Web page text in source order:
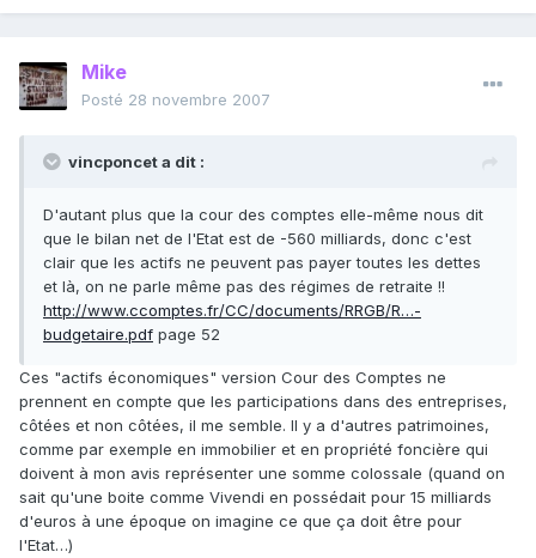
Mike
Posté 28 novembre 2007
vincponcet a dit :
D'autant plus que la cour des comptes elle-même nous dit
que le bilan net de l'Etat est de -560 milliards, donc c'est
clair que les actifs ne peuvent pas payer toutes les dettes
et là, on ne parle même pas des régimes de retraite !!
http://www.ccomptes.fr/CC/documents/RRGB/R…-
budgetaire.pdf page 52
Ces "actifs économiques" version Cour des Comptes ne
prennent en compte que les participations dans des entreprises,
côtées et non côtées, il me semble. Il y a d'autres patrimoines,
comme par exemple en immobilier et en propriété foncière qui
doivent à mon avis représenter une somme colossale (quand on
sait qu'une boite comme Vivendi en possédait pour 15 milliards
d'euros à une époque on imagine ce que ça doit être pour
l'Etat…)